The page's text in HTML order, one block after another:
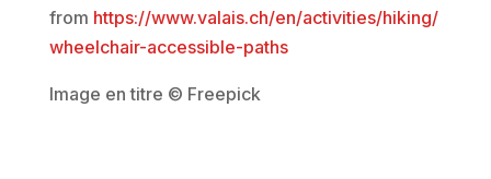
from https://www.valais.ch/en/activities/hiking/
wheelchair-accessible-paths
Image en titre © Freepick